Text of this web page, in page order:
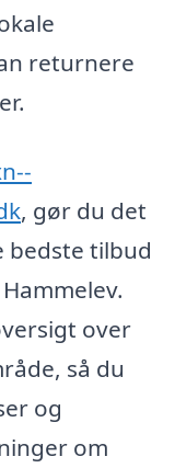
returnere
, gør du det
bedste tilbud
over
så du
og
om